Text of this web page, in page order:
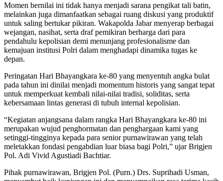
Momen bernilai ini tidak hanya menjadi sarana pengikat tali batin,
melainkan juga dimanfaatkan sebagai ruang diskusi yang produktif
untuk saling bertukar pikiran. Wakapolda Jabar menyerap berbagai
wejangan, nasihat, serta draf pemikiran berharga dari para
pendahulu kepolisian demi menunjang profesionalisme dan
kemajuan institusi Polri dalam menghadapi dinamika tugas ke
depan.
Peringatan Hari Bhayangkara ke-80 yang menyentuh angka bulat
pada tahun ini dinilai menjadi momentum historis yang sangat tepat
untuk memperkuat kembali nilai-nilai tradisi, soliditas, serta
kebersamaan lintas generasi di tubuh internal kepolisian.
“Kegiatan anjangsana dalam rangka Hari Bhayangkara ke-80 ini
merupakan wujud penghormatan dan penghargaan kami yang
setinggi-tingginya kepada para senior purnawirawan yang telah
meletakkan fondasi pengabdian luar biasa bagi Polri,” ujar Brigjen
Pol. Adi Vivid Agustiadi Bachtiar.
Pihak purnawirawan, Brigjen Pol. (Purn.) Drs. Suprihadi Usman,